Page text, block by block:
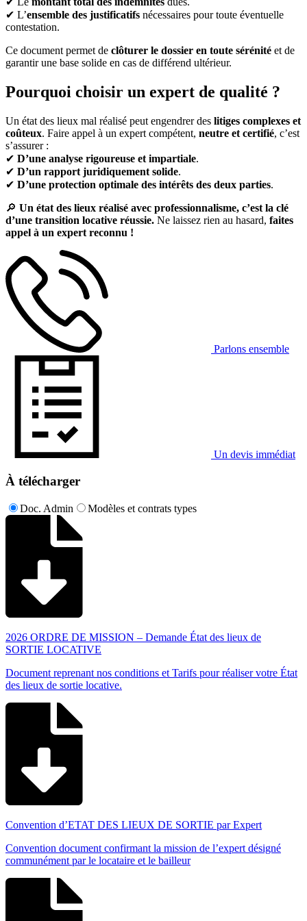
✔ L’ensemble des justificatifs nécessaires pour toute éventuelle
contestation.
Ce document permet de clôturer le dossier en toute sérénité et de
garantir une base solide en cas de différend ultérieur.
Pourquoi choisir un expert de qualité ?
Un état des lieux mal réalisé peut engendrer des litiges complexes et
coûteux. Faire appel à un expert compétent, neutre et certifié, c’est
s’assurer :
✔ D’une analyse rigoureuse et impartiale.
✔ D’un rapport juridiquement solide.
✔ D’une protection optimale des intérêts des deux parties.
🔎 Un état des lieux réalisé avec professionnalisme, c’est la clé
d’une transition locative réussie. Ne laissez rien au hasard, faites
appel à un expert reconnu !
Parlons ensemble
Un devis immédiat
À télécharger
Doc. Admin Modèles et contrats types
2026 ORDRE DE MISSION – Demande État des lieux de
SORTIE LOCATIVE
Document reprenant nos conditions et Tarifs pour réaliser votre État
des lieux de sortie locative.
Convention d’ETAT DES LIEUX DE SORTIE par Expert
Convention document confirmant la mission de l’expert désigné
communément par le locataire et le bailleur